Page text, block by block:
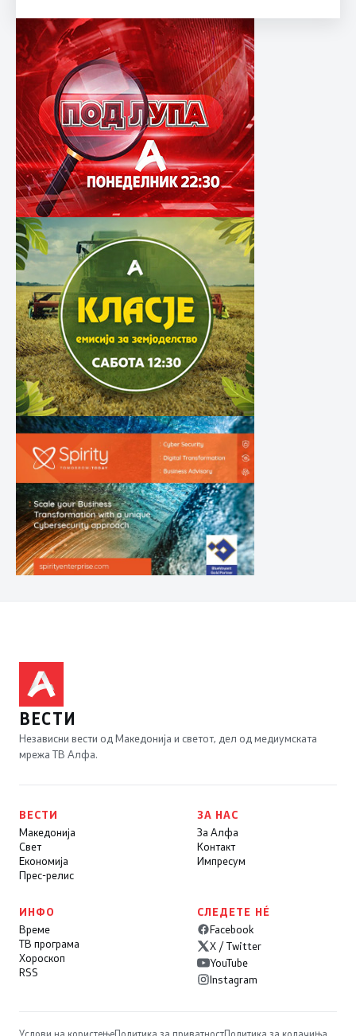
ВЕСТИ
Независни вести од Македонија и светот, дел од медиумската
мрежа ТВ Алфа.
ВЕСТИ
Македонија
Свет
Економија
Прес-релис
ЗА НАС
За Алфа
Контакт
Импресум
ИНФО
Време
ТВ програма
Хороскоп
RSS
СЛЕДЕТЕ НÉ
Facebook
X / Twitter
YouTube
Instagram
Услови на користењеПолитика за приватностПолитика за колачиња